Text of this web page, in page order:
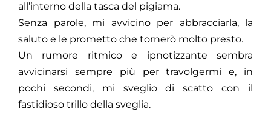
all’interno della tasca del pigiama.
Senza parole, mi avvicino per abbracciarla, la
saluto e le prometto che tornerò molto presto.
Un rumore ritmico e ipnotizzante sembra
avvicinarsi sempre più per travolgermi e, in
pochi secondi, mi sveglio di scatto con il
fastidioso trillo della sveglia.